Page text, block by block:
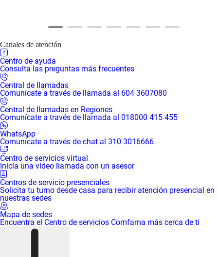
Canales de atención
Centro de ayuda
Consulta las preguntas más frecuentes
Central de llamadas
Comunícate a través de llamada al 604 3607080
Central de llamadas en Regiones
Comunícate a través de llamada al 018000 415 455
WhatsApp
Comunícate a través de chat al 310 3016666
Centro de servicios virtual
Inicia una video llamada con un asesor
Centros de servicio presenciales
Solicita tu turno desde casa para recibir atención presencial en
nuestras sedes
Mapa de sedes
Encuentra el Centro de servicios Comfama más cerca de ti